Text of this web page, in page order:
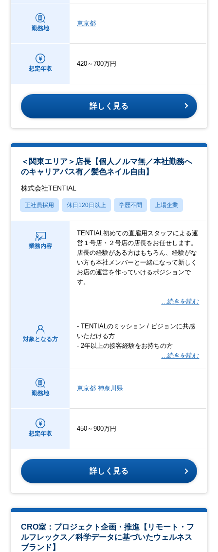
勤務地
東京都
想定年収
420～700万円
詳しく見る
＜関東エリア＞店長【個人ノルマ無／本社勤務へ
のキャリアパス有／髪色ネイル自由】
株式会社TENTIAL
正社員採用 休日120日以上 学歴不問 上場企業
業務内容
TENTIAL初めての直雇用スタッフによる運
営１号店・２号店の店長をお任せします。
店長の経験がある方はもちろん、経験がな
い方も本社メンバーと一緒になって新しく
お店の運営を作っていけるポジションで
す。
…続きを読む
対象となる方
- TENTIALのミッション / ビジョンに共感
いただける方
- 2年以上の接客経験をお持ちの方
…続きを読む
勤務地
東京都 神奈川県
想定年収
450～900万円
詳しく見る
CRO室：プロジェクト企画・推進【リモート・フ
ルフレックス／科学データに基づいたウェルネス
ブランド】